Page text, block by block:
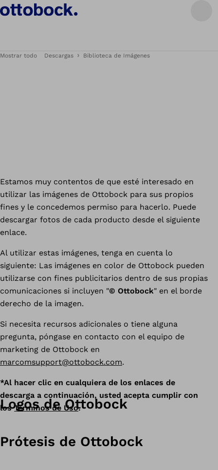
Mostrar todo Descargas Biblioteca de Imágenes
Estamos muy contentos de que esté interesado en
utilizar las imágenes de Ottobock para sus propios
fines y le concedemos permiso para hacerlo. Puede
descargar fotos de cada producto desde el siguiente
enlace.
Al utilizar estas imágenes, tenga en cuenta lo
siguiente: Las imágenes en color de Ottobock pueden
utilizarse con fines publicitarios dentro de sus propias
comunicaciones si incluyen "© Ottobock" en el borde
derecho de la imagen.
Si necesita recursos adicionales o tiene alguna
pregunta, póngase en contacto con el equipo de
marketing de Ottobock en
marcomsupport@ottobock.com.
*Al hacer clic en cualquiera de los enlaces de
descarga a continuación, usted acepta cumplir con
losTérminos de Uso.
Logos de Ottobock
Prótesis de Ottobock